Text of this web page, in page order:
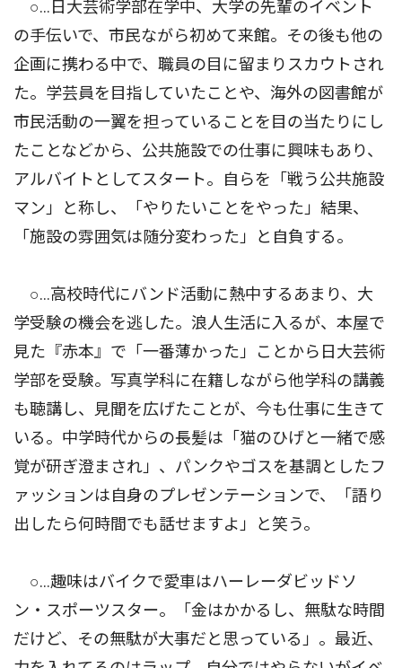
○…日大芸術学部在学中、大学の先輩のイベント
の手伝いで、市民ながら初めて来館。その後も他の
企画に携わる中で、職員の目に留まりスカウトされ
た。学芸員を目指していたことや、海外の図書館が
市民活動の一翼を担っていることを目の当たりにし
たことなどから、公共施設での仕事に興味もあり、
アルバイトとしてスタート。自らを「戦う公共施設
マン」と称し、「やりたいことをやった」結果、
「施設の雰囲気は随分変わった」と自負する。
○…高校時代にバンド活動に熱中するあまり、大
学受験の機会を逃した。浪人生活に入るが、本屋で
見た『赤本』で「一番薄かった」ことから日大芸術
学部を受験。写真学科に在籍しながら他学科の講義
も聴講し、見聞を広げたことが、今も仕事に生きて
いる。中学時代からの長髪は「猫のひげと一緒で感
覚が研ぎ澄まされ」、パンクやゴスを基調としたフ
ァッションは自身のプレゼンテーションで、「語り
出したら何時間でも話せますよ」と笑う。
○…趣味はバイクで愛車はハーレーダビッドソ
ン・スポーツスター。「金はかかるし、無駄な時間
だけど、その無駄が大事だと思っている」。最近、